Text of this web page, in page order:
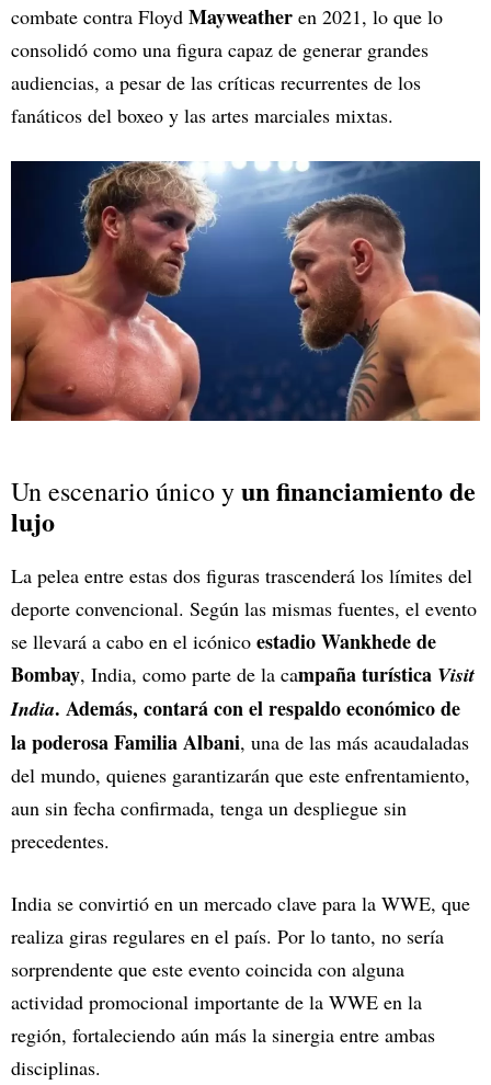
combate contra Floyd Mayweather en 2021, lo que lo
consolidó como una figura capaz de generar grandes
audiencias, a pesar de las críticas recurrentes de los
fanáticos del boxeo y las artes marciales mixtas.
Un escenario único yun financiamiento de
lujo
La pelea entre estas dos figuras trascenderá los límites del
deporte convencional. Según las mismas fuentes, el evento
se llevará a cabo en el icónico estadio Wankhede de
Bombay, India, como parte de la campaña turística Visit
India. Además, contará con el respaldo económico de
la poderosa Familia Albani, una de las más acaudaladas
del mundo, quienes garantizarán que este enfrentamiento,
aun sin fecha confirmada, tenga un despliegue sin
precedentes.
India se convirtió en un mercado clave para la WWE, que
realiza giras regulares en el país. Por lo tanto, no sería
sorprendente que este evento coincida con alguna
actividad promocional importante de la WWE en la
región, fortaleciendo aún más la sinergia entre ambas
disciplinas.